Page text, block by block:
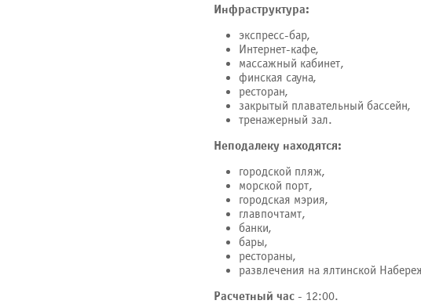
Инфраструктура:
экспресс-бар,
Интернет-кафе,
массажный кабинет,
финская сауна,
ресторан,
закрытый плавательный бассейн,
тренажерный зал.
Неподалеку находятся:
городской пляж,
морской порт,
городская мэрия,
главпочтамт,
банки,
бары,
рестораны,
развлечения на ялтинской
Расчетный час - 12:00.